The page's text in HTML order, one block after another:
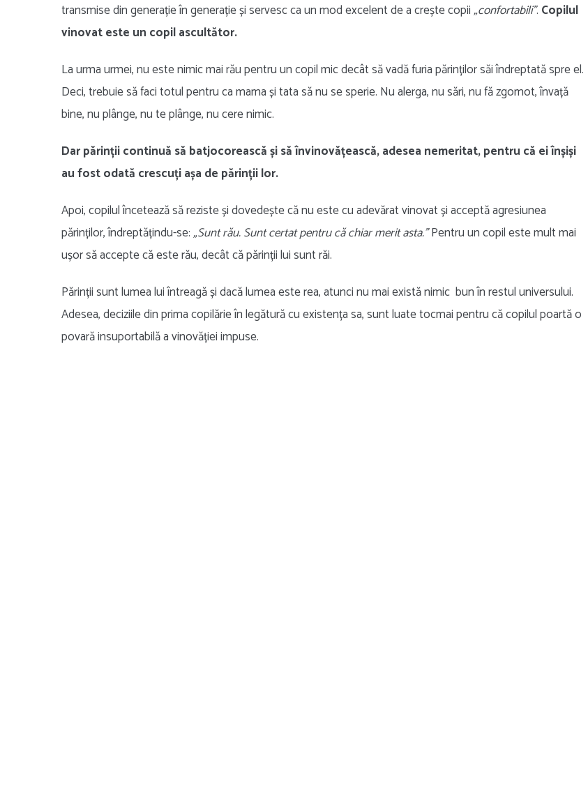
transmise din generație în generație și servesc ca un mod excelent de a crește copii„confortabili”. Copilul
vinovat este un copil ascultător.
La urma urmei, nu este nimic mai rău pentru un copil mic decât să vadă furia părinților săi îndreptată spre el.
Deci, trebuie să faci totul pentru ca mama și tata să nu se sperie. Nu alerga, nu sări, nu fă zgomot, învață
bine, nu plânge, nu te plânge, nu cere nimic.
Dar părinții continuă să batjocorească și să învinovățească, adesea nemeritat, pentru că ei înșiși
au fost odată crescuți așa de părinții lor.
Apoi, copilul încetează să reziste și dovedește că nu este cu adevărat vinovat și acceptă agresiunea
părinților, îndreptățindu-se:„Sunt rău. Sunt certat pentru că chiar merit asta.”Pentru un copil este mult mai
ușor să accepte că este rău, decât că părinții lui sunt răi.
Părinții sunt lumea lui întreagă și dacă lumea este rea, atunci nu mai există nimic bun în restul universului.
Adesea, deciziile din prima copilărie în legătură cu existența sa, sunt luate tocmai pentru că copilul poartă o
povară insuportabilă a vinovăției impuse.